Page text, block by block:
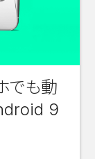
でも動
9